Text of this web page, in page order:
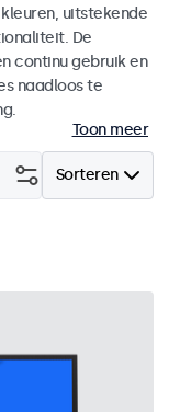
uitstekende
De
continu gebruik en
naadloos te
Toon meer
Sorteren